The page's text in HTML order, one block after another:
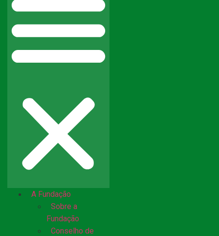
A Fundação
Sobre a
Fundação
Conselho de